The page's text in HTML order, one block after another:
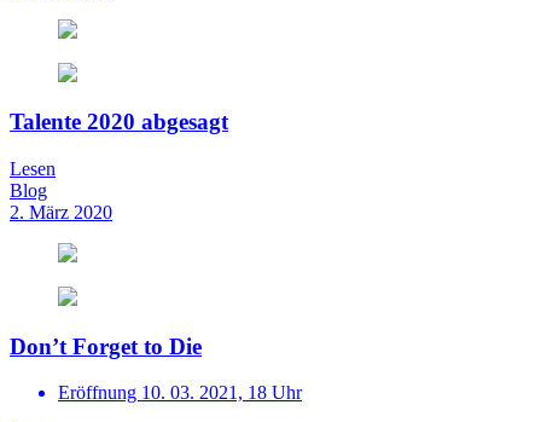
Talente 2020 abgesagt
Lesen
Blog
2. März 2020
Don’t Forget to Die
Eröffnung 10. 03. 2021, 18 Uhr